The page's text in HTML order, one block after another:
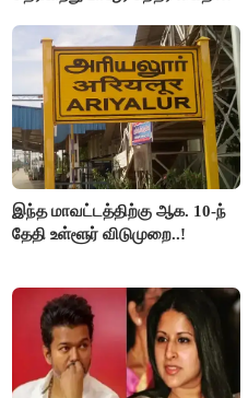
இந்த மாவட்டத்திற்கு ஆக. 10-ந்
தேதி உள்ளூர் விடுமுறை..!